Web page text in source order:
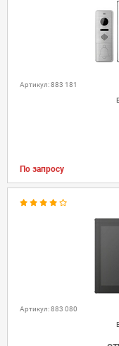
Артикул: 883 181
По запросу
Артикул: 883 080